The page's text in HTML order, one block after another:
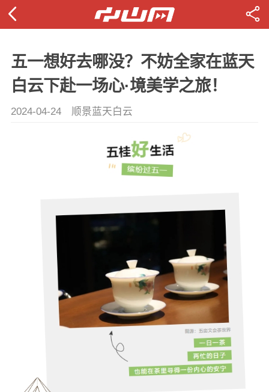
五一想好去哪没？不妨全家在蓝天
白云下赴一场心·境美学之旅！
2024-04-24 顺景蓝天白云